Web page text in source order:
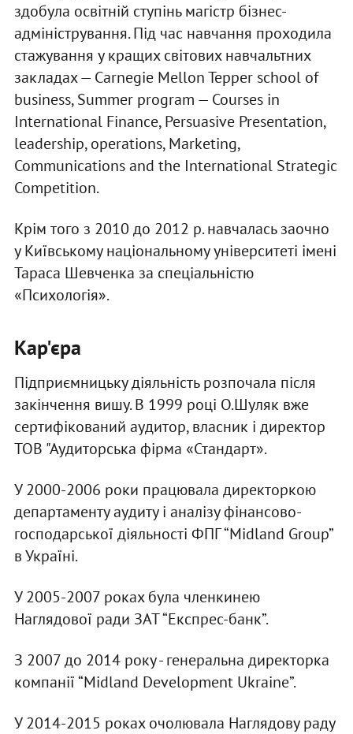
здобула освітній ступінь магістр бізнес-
адміністрування. Під час навчання проходила
стажування у кращих світових навчальтних
закладах — Carnegie Mellon Tepper school of
business, Summer program — Courses in
International Finance, Persuasive Presentation,
leadership, operations, Marketing,
Communications and the International Strategic
Competition.
Крім того з 2010 до 2012 р. навчалась заочно
у Київському національному університеті імені
Тараса Шевченка за спеціальністю
«Психологія».
Кар'єра
Підприємницьку діяльність розпочала після
закінчення вишу. В 1999 році О.Шуляк вже
сертифікований аудитор, власник і директор
ТОВ "Аудиторська фірма «Стандарт».
У 2000-2006 роки працювала директоркою
департаменту аудиту і аналізу фінансово-
господарської діяльності ФПГ “Midland Group”
в Україні.
У 2005-2007 роках була членкинею
Наглядової ради ЗАТ “Експрес-банк”.
З 2007 до 2014 року - генеральна директорка
компанії “Midland Development Ukraine”.
У 2014-2015 роках очолювала Наглядову раду